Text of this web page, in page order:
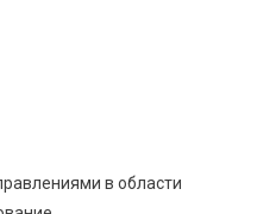
в области